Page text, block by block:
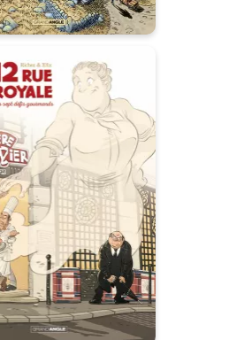
Royale ou
sept défis
-
complète
Date de parution :